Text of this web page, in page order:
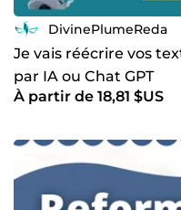
DivinePlumeReda
Je vais réécrire vos
par IA ou Chat GPT
À partir de 18,81 $US